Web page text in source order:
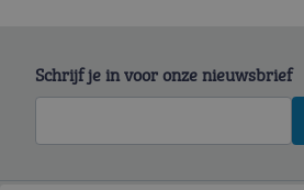
Schrijf je in voor onze nieuwsbrief